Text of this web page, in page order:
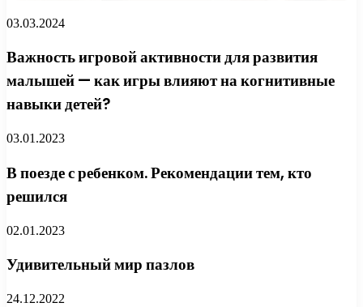
03.03.2024
Важность игровой активности для развития
малышей — как игры влияют на когнитивные
навыки детей?
03.01.2023
В поезде с ребенком. Рекомендации тем, кто
решился
02.01.2023
Удивительный мир пазлов
24.12.2022